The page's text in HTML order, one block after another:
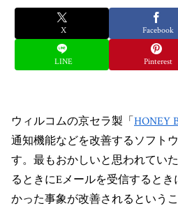
X Facebook
LINE Pinterest
ウィルコムの京セラ製「HONEY
通知機能などを改善するソフト
す。最もおかしいと思われてい
るときにEメールを受信すると
かった事象が改善されるという